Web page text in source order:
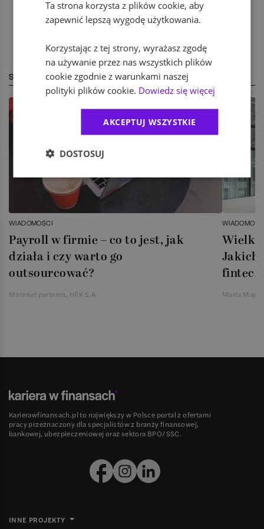
STREFA EKSPERTA
WIADOMOŚCI
Payroll w firmie – co to jest, jak
działa i czy warto go
outsourcować?
Materiał partnera, HRK S.A.
Jakich
Marta
Karierawfinansach.pl to największy w Polsce portal z ofertami
pracy przeznaczony dla specjalistów z branży finansowej,
bankowej, ubezpieczeniowej oraz sektora BPO/SSC.
INNE PROJEKTY
Ta strona korzysta z plików cookie, aby
zapewnić lepszą wygodę użytkowania.
Korzystając z tej strony, wyrażasz zgodę
na używanie przez nas wszystkich plików
cookie zgodnie z warunkami naszej
polityki plików cookie. Dowiedz się więcej
AKCEPTUJ WSZYSTKIE
DOSTOSUJ